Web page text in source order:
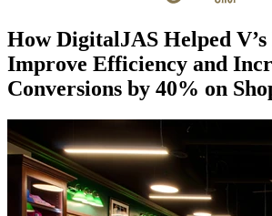
How DigitalJAS Helped
Improve Efficiency and
Conversions by 40% on